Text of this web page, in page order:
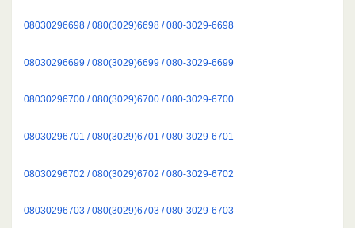
08030296698 / 080(3029)6698 / 080-3029-6698
08030296699 / 080(3029)6699 / 080-3029-6699
08030296700 / 080(3029)6700 / 080-3029-6700
08030296701 / 080(3029)6701 / 080-3029-6701
08030296702 / 080(3029)6702 / 080-3029-6702
08030296703 / 080(3029)6703 / 080-3029-6703